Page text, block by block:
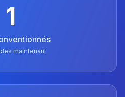
1
maintenant